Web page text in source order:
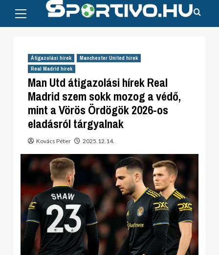
content
Menu
Átigazolási hírek
Manchester United hírek
Real Madrid hírek
Man Utd átigazolási hírek Real
Madrid szem sokk mozog a védő,
mint a Vörös Ördögök 2026-os
eladásról tárgyalnak
Kovács Péter 2025.12.14.